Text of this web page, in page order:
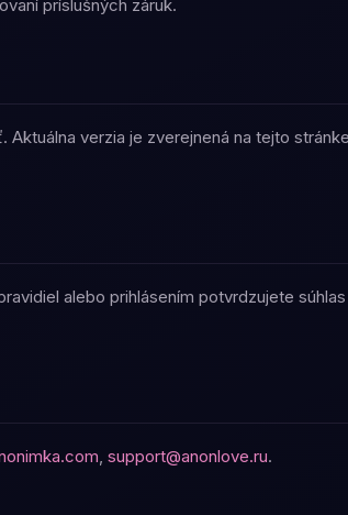
príslušných záruk.
verzia je zverejnená na tejto
alebo prihlásením potvrdzujete
, support@anonlove.ru.